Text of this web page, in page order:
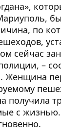
по
сейчас
–
. Женщина
получила
с